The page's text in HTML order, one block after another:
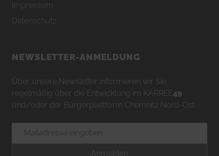
Impressum
Datenschutz
NEWSLETTER-ANMELDUNG
Über unsere Newsletter informieren wir Sie
regelmäßig über die Entwicklung im KARREE49
und/oder der Bürgerplattform Chemnitz Nord-Ost.
E-Mailadresse
Anmelden